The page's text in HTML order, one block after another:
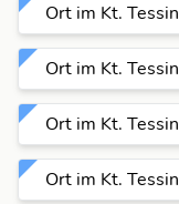
Ort im Kt. Tessin
Ort im Kt. Tessin
Ort im Kt. Tessin
Ort im Kt. Tessin